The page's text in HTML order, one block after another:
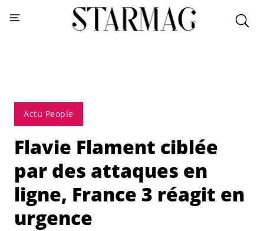
Actu People
Flavie Flament ciblée
par des attaques en
ligne, France 3 réagit en
urgence